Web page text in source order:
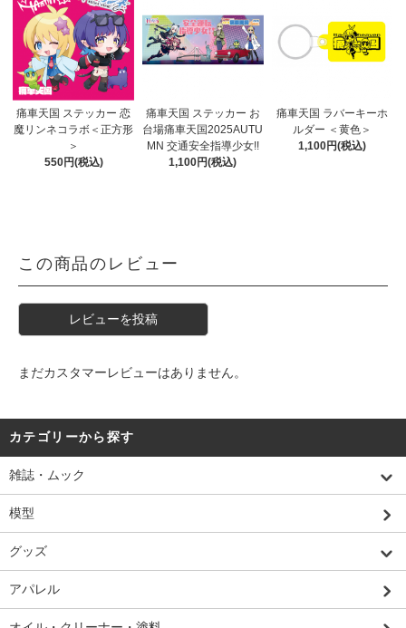
痛車天国 ステッカー 恋
魔リンネコラボ＜正方形
＞
550円(税込)
痛車天国 ステッカー お
台場痛車天国2025AUTU
MN 交通安全指導少女!!
1,100円(税込)
痛車天国 ラバーキーホ
ルダー ＜黄色＞
1,100円(税込)
この商品のレビュー
レビューを投稿
まだカスタマーレビューはありません。
カテゴリーから探す
雑誌・ムック
模型
グッズ
アパレル